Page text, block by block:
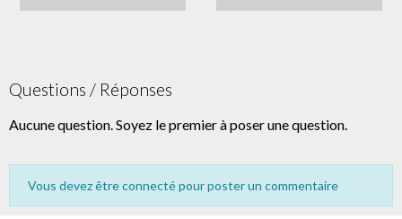
Questions / Réponses
Aucune question. Soyez le premier à poser une question.
Vous devez être connecté pour poster un commentaire